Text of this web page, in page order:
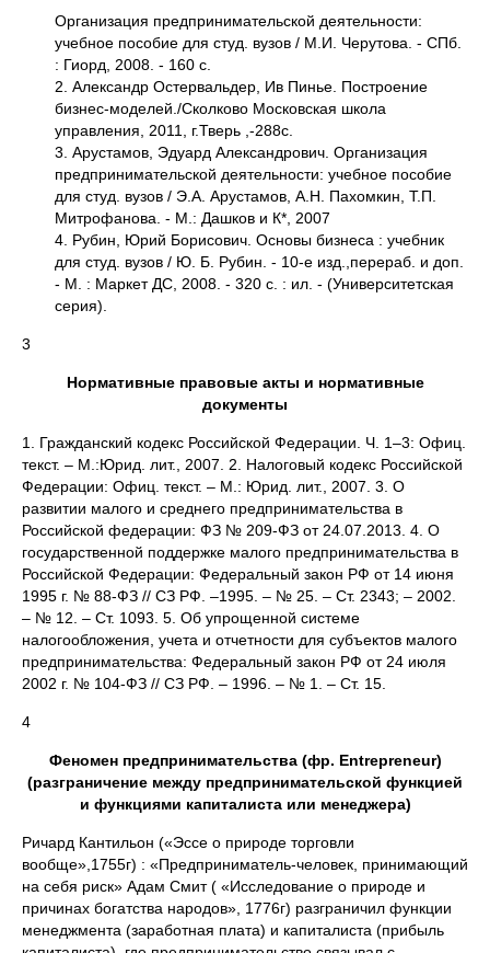
Организация предпринимательской деятельности:
учебное пособие для студ. вузов / М.И. Черутова. - СПб.
: Гиорд, 2008. - 160 с.
2. Александр Остервальдер, Ив Пинье. Построение
бизнес-моделей./Сколково Московская школа
управления, 2011, г.Тверь ,-288с.
3. Арустамов, Эдуард Александрович. Организация
предпринимательской деятельности: учебное пособие
для студ. вузов / Э.А. Арустамов, А.Н. Пахомкин, Т.П.
Митрофанова. - М.: Дашков и К*, 2007
4. Рубин, Юрий Борисович. Основы бизнеса : учебник
для студ. вузов / Ю. Б. Рубин. - 10-е изд.,перераб. и доп.
- М. : Маркет ДС, 2008. - 320 с. : ил. - (Университетская
серия).
3
Нормативные правовые акты и нормативные
документы
1. Гражданский кодекс Российской Федерации. Ч. 1–3: Офиц.
текст. – М.:Юрид. лит., 2007. 2. Налоговый кодекс Российской
Федерации: Офиц. текст. – М.: Юрид. лит., 2007. 3. О
развитии малого и среднего предпринимательства в
Российской федерации: ФЗ № 209-ФЗ от 24.07.2013. 4. О
государственной поддержке малого предпринимательства в
Российской Федерации: Федеральный закон РФ от 14 июня
1995 г. № 88-ФЗ // СЗ РФ. –1995. – № 25. – Ст. 2343; – 2002.
– № 12. – Ст. 1093. 5. Об упрощенной системе
налогообложения, учета и отчетности для субъектов малого
предпринимательства: Федеральный закон РФ от 24 июля
2002 г. № 104-ФЗ // СЗ РФ. – 1996. – № 1. – Ст. 15.
4
Феномен предпринимательства (фр. Entrepreneur)
(разграничение между предпринимательской функцией
и функциями капиталиста или менеджера)
Ричард Кантильон («Эссе о природе торговли
вообще»,1755г) : «Предприниматель-человек, принимающий
на себя риск» Адам Смит ( «Исследование о природе и
причинах богатства народов», 1776г) разграничил функции
менеджмента (заработная плата) и капиталиста (прибыль